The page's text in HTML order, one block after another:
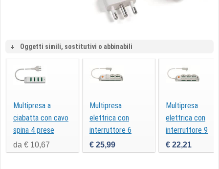
Oggetti simili, sostitutivi o abbinabili
Multipresa a
ciabatta con cavo
spina 4 prese
da € 10,67
Multipresa
elettrica con
interruttore 6
prese e 2 USB 16A
FP00526CB
€ 25,99
Multipresa
elettrica con
interruttore 9
prese 16A
FP00531CB
€ 22,21